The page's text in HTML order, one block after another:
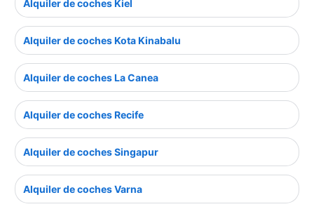
Alquiler de coches Kiel
Alquiler de coches Kota Kinabalu
Alquiler de coches La Canea
Alquiler de coches Recife
Alquiler de coches Singapur
Alquiler de coches Varna